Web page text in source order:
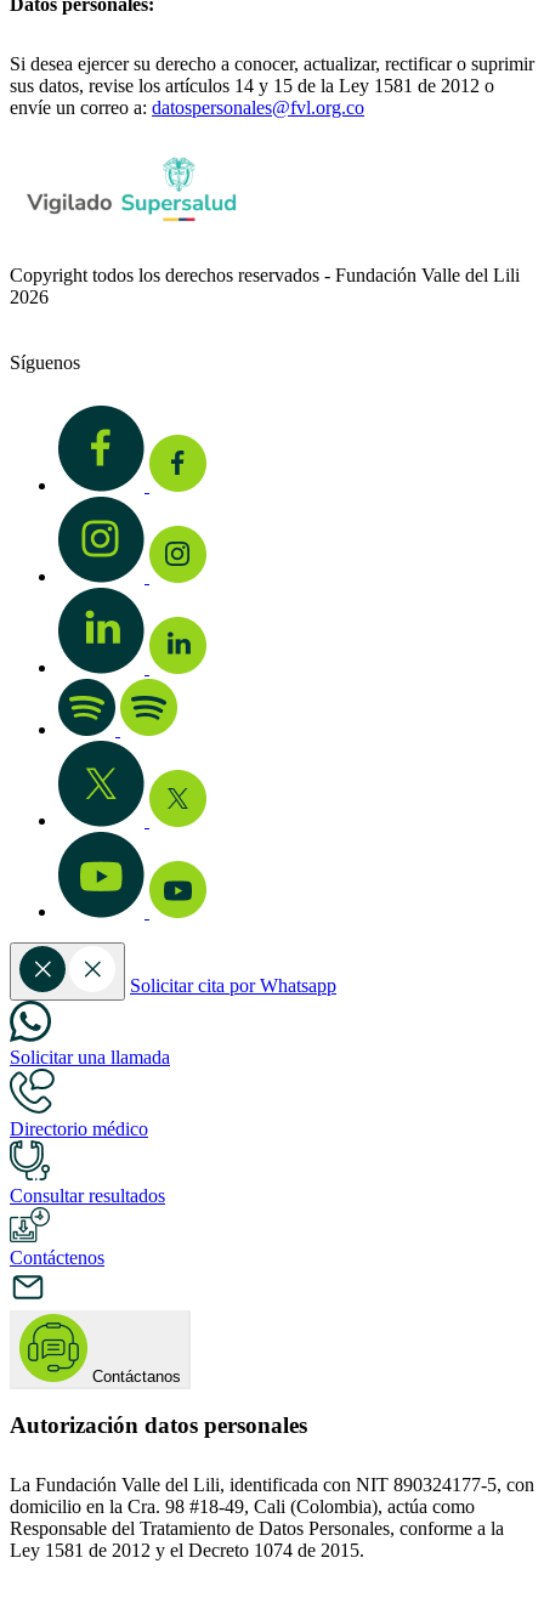
Datos personales:
Si desea ejercer su derecho a conocer, actualizar, rectificar o suprimir
sus datos, revise los artículos 14 y 15 de la Ley 1581 de 2012 o
envíe un correo a: datospersonales@fvl.org.co
Copyright todos los derechos reservados - Fundación Valle del Lili
2026
Síguenos
Solicitar cita por Whatsapp
Solicitar una llamada
Directorio médico
Consultar resultados
Contáctenos
Contáctanos
Autorización datos personales
La Fundación Valle del Lili, identificada con NIT 890324177-5, con
domicilio en la Cra. 98 #18-49, Cali (Colombia), actúa como
Responsable del Tratamiento de Datos Personales, conforme a la
Ley 1581 de 2012 y el Decreto 1074 de 2015.